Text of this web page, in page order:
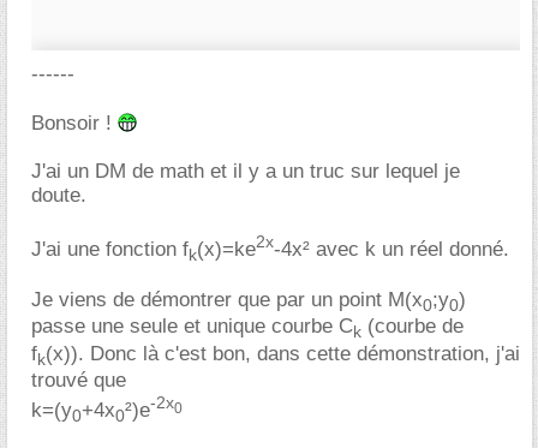
------
Bonsoir !
J'ai un DM de math et il y a un truc sur lequel je
doute.
J'ai une fonction fk(x)=ke2x-4x² avec k un réel donné.
Je viens de démontrer que par un point M(x0;y0)
passe une seule et unique courbe Ck (courbe de
fk(x)). Donc là c'est bon, dans cette démonstration, j'ai
trouvé que
k=(y0+4x0²)e-2x0